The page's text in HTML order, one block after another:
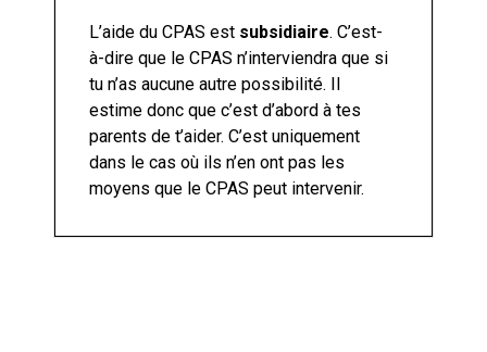
L’aide du CPAS est subsidiaire. C’est-
à-dire que le CPAS n’interviendra que si
tu n’as aucune autre possibilité. Il
estime donc que c’est d’abord à tes
parents de t’aider. C’est uniquement
dans le cas où ils n’en ont pas les
moyens que le CPAS peut intervenir.